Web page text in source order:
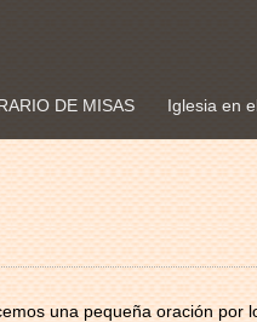
DE MISAS Iglesia en
una pequeña oración